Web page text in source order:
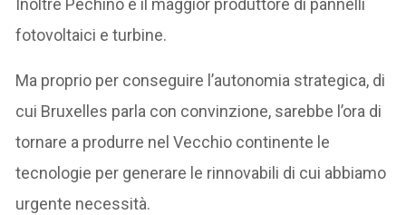
Inoltre Pechino è il maggior produttore di pannelli
fotovoltaici e turbine.
Ma proprio per conseguire l’autonomia strategica, di
cui Bruxelles parla con convinzione, sarebbe l’ora di
tornare a produrre nel Vecchio continente le
tecnologie per generare le rinnovabili di cui abbiamo
urgente necessità.